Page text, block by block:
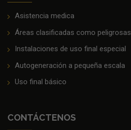
Asistencia medica
Áreas clasificadas como peligrosas
Instalaciones de uso final especial
Autogeneración a pequeña escala
Uso final básico
CONTÁCTENOS